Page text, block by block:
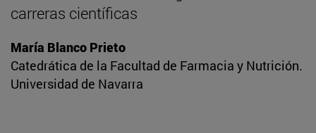
carreras científicas
María Blanco Prieto
Catedrática de la Facultad de Farmacia y Nutrición.
Universidad de Navarra